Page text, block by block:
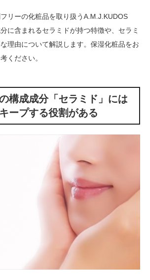
リーの化粧品を取り扱うA.M.J.KUDOS
に含まれるセラミドが持つ特徴や、セラミ
理由について解説します。保湿化粧品をお
ください。
構成成分「セラミド」には
ープする役割がある